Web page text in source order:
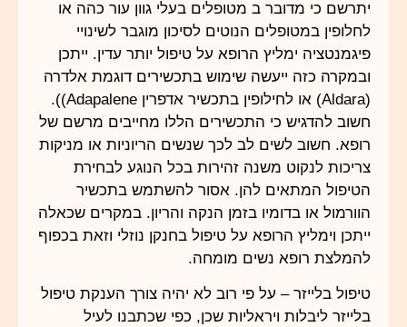
יתרשם כי מדובר ב מטופלים בעלי גוון עור כהה או
לחלופין במטופלים הנוטים לסיכון מוגבר לשינויי
פיגמנטציה ימליץ הרופא על טיפול יותר עדין. ייתכן
ובמקרה כזה ייעשה שימוש בתכשירים דוגמת אלדרה
(Aldara) או לחילופין בתכשיר אדפרין Adapalene)).
חשוב להדגיש כי התכשירים הללו מחייבים מרשם של
רופא. חשוב לשים לב לכך שנשים הריוניות או מניקות
צריכות לנקוט משנה זהירות בכל הנוגע לבחירת
הטיפול המתאים להן. אסור להשתמש בתכשיר
הוורמול או בדומיו בזמן הנקה והריון. במקרים שכאלה
ייתכן וימליץ הרופא על טיפול בחנקן נוזלי וזאת בכפוף
להמלצת רופא נשים מומחה.
טיפול בלייזר – על פי רוב לא יהיה צורך הענקת טיפול
בלייזר ליבלות ויראליות שכן, כפי שכתבנו לעיל